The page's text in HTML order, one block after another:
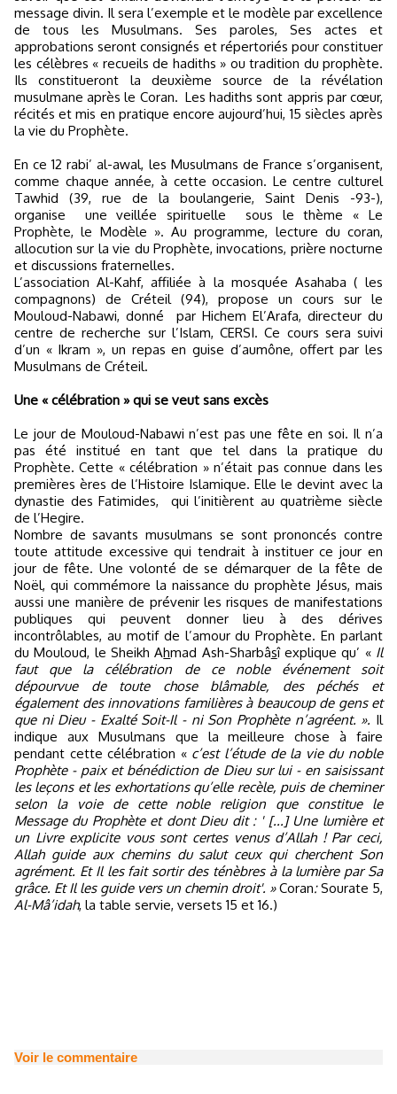
message divin. Il sera l’exemple et le modèle par excellence
de tous les Musulmans. Ses paroles, Ses actes et
approbations seront consignés et répertoriés pour constituer
les célèbres « recueils de hadiths » ou tradition du prophète.
Ils constitueront la deuxième source de la révélation
musulmane après le Coran. Les hadiths sont appris par cœur,
récités et mis en pratique encore aujourd’hui, 15 siècles après
la vie du Prophète.
En ce 12 rabi’ al-awal, les Musulmans de France s’organisent,
comme chaque année, à cette occasion. Le centre culturel
Tawhid (39, rue de la boulangerie, Saint Denis -93-),
organise
une veillée spirituelle
sous le thème « Le
Prophète, le Modèle ». Au programme, lecture du coran,
allocution sur la vie du Prophète, invocations, prière nocturne
et discussions fraternelles.
L’association Al-Kahf, affiliée à la mosquée Asahaba ( les
compagnons) de Créteil (94), propose un cours sur le
Mouloud-Nabawi, donné
par Hichem El’Arafa, directeur du
centre de recherche sur l’Islam, CERSI. Ce cours sera suivi
d’un « Ikram », un repas en guise d’aumône, offert par les
Musulmans de Créteil.
Une « célébration » qui se veut sans excès
Le jour de Mouloud-Nabawi n’est pas une fête en soi. Il n’a
pas été institué en tant que tel dans la pratique du
Prophète. Cette « célébration » n’était pas connue dans les
premières ères de l’Histoire Islamique. Elle le devint avec la
dynastie des Fatimides,
qui l’initièrent au quatrième siècle
de l’Hegire.
Nombre de savants musulmans se sont prononcés contre
toute attitude excessive qui tendrait à instituer ce jour en
jour de fête. Une volonté de se démarquer de la fête de
Noël, qui commémore la naissance du prophète Jésus, mais
aussi une manière de prévenir les risques de manifestations
publiques qui peuvent donner lieu à des dérives
incontrôlables, au motif de l’amour du Prophète. En parlant
du Mouloud, le Sheikh Ahmad Ash-Sharbâsî explique qu’ « Il
faut que la célébration de ce noble événement soit
dépourvue de toute chose blâmable, des péchés et
également des innovations familières à beaucoup de gens et
que ni Dieu - Exalté Soit-Il - ni Son Prophète n’agréent. ». Il
indique aux Musulmans que la meilleure chose à faire
pendant cette célébration « c’est l’étude de la vie du noble
Prophète - paix et bénédiction de Dieu sur lui - en saisissant
les leçons et les exhortations qu’elle recèle, puis de cheminer
selon la voie de cette noble religion que constitue le
Message du Prophète et dont Dieu dit : ' [...] Une lumière et
un Livre explicite vous sont certes venus d’Allah ! Par ceci,
Allah guide aux chemins du salut ceux qui cherchent Son
agrément. Et Il les fait sortir des ténèbres à la lumière par Sa
grâce. Et Il les guide vers un chemin droit'. » Coran:Sourate 5,
Al-Mâ’idah, la table servie, versets 15 et 16.)
Voir le commentaire